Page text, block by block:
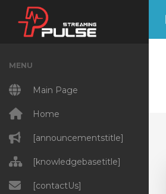
MENU
Main Page
Home
[announcementstitle]
[knowledgebasetitle]
[contactUs]